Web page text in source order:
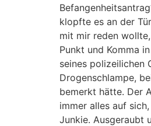
klopfte es an der
mit mir reden
Punkt und Komma
seines polizeilichen
Drogenschlampe,
bemerkt hätte. Der
immer alles auf
Junkie. Ausgeraubt